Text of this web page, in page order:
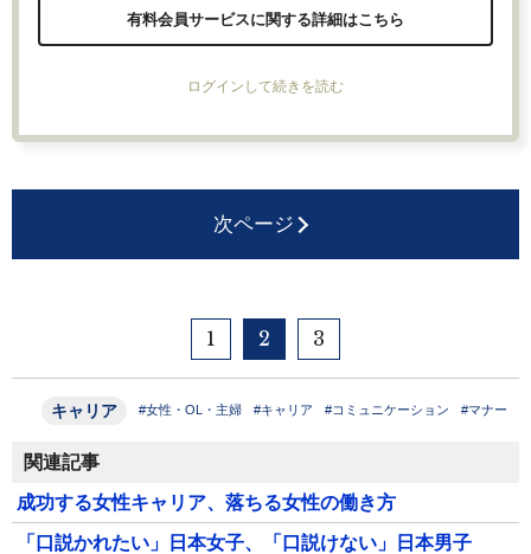
有料会員サービスに関する詳細はこちら
ログインして続きを読む
次ページ
1 2 3
キャリア #女性・OL・主婦 #キャリア #コミュニケーション #マナー
関連記事
成功する女性キャリア、落ちる女性の働き方
「口説かれたい」日本女子、「口説けない」日本男子